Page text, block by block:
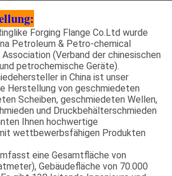
Forging Flange Co.Ltd wurde
Petroleum & Petro-chemical
(Verband der chinesischen
petrochemische Geräte).
in China ist unser
Herstellung von geschmiedeten
Scheiben, geschmiedeten Wellen,
und Druckbehälterschmieden
Ihnen hochwertige
wettbewerbsfähigen Produkten
eine Gesamtfläche von
Gebäudefläche von 70.000